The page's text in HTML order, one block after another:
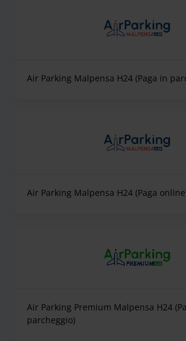
Air Parking Malpensa H24 (Paga in
Air Parking Malpensa H24 (Paga
Air Parking Premium Malpensa H24
parcheggio)